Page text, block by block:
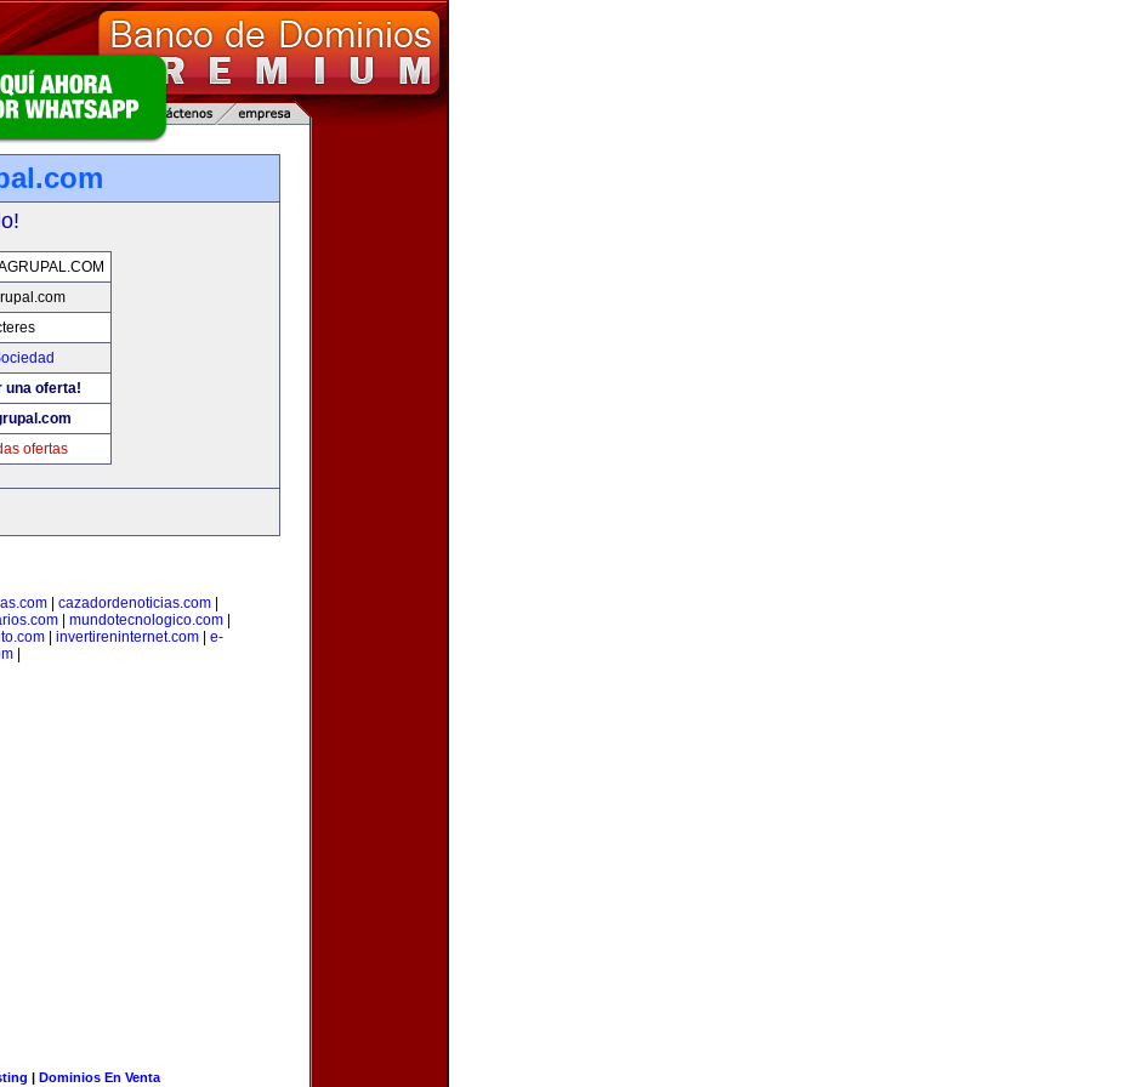
una oferta!
ofertas
cazadordenoticias.com
| mundotecnologico.com|
invertireninternet.com
e-
| Dominios En Venta